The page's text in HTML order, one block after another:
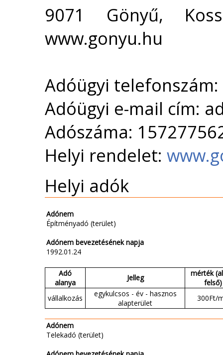
9071 Gönyű,
www.gonyu.hu
Adóügyi
Adóügyi e-mail cím:
Adószáma:
Helyi rendelet:
Helyi adók
Adónem
Építményadó (terület)
Adónem bevezetésének napja
1992.01.24
Adó
alanya
Jelleg
mérték
felső)
vállalkozás
egykulcsos - év - hasznos
alapterület
300Ft/
Adónem
Telekadó (terület)